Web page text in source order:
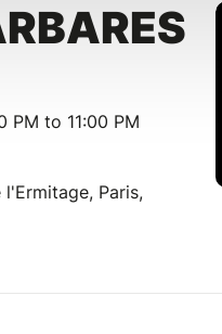
PM to 11:00 PM
Paris,